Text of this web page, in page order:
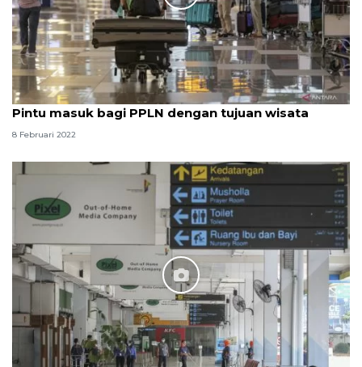
Pintu masuk bagi PPLN dengan tujuan wisata
8 Februari 2022